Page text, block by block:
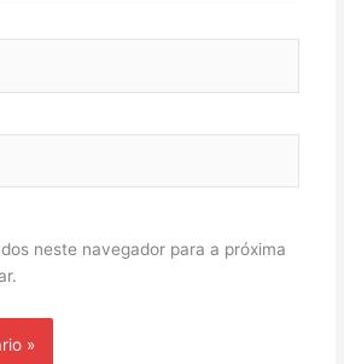
neste navegador para a próxima